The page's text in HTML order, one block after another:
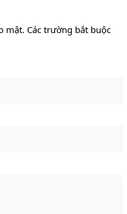
mật. Các trường bắt buộc